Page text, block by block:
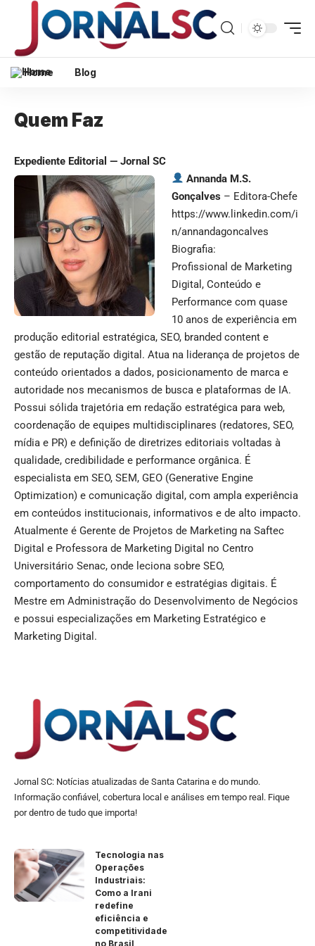
Home Blog
Quem Faz
Expediente Editorial — Jornal SC
Annanda M.S.
Gonçalves – Editora-Chefe
https://www.linkedin.com/i
n/annandagoncalves
Biografia:
Profissional de Marketing
Digital, Conteúdo e
Performance com quase
10 anos de experiência em
produção editorial estratégica, SEO, branded content e
gestão de reputação digital. Atua na liderança de projetos de
conteúdo orientados a dados, posicionamento de marca e
autoridade nos mecanismos de busca e plataformas de IA.
Possui sólida trajetória em redação estratégica para web,
coordenação de equipes multidisciplinares (redatores, SEO,
mídia e PR) e definição de diretrizes editoriais voltadas à
qualidade, credibilidade e performance orgânica. É
especialista em SEO, SEM, GEO (Generative Engine
Optimization) e comunicação digital, com ampla experiência
em conteúdos institucionais, informativos e de alto impacto.
Atualmente é Gerente de Projetos de Marketing na Saftec
Digital e Professora de Marketing Digital no Centro
Universitário Senac, onde leciona sobre SEO,
comportamento do consumidor e estratégias digitais. É
Mestre em Administração do Desenvolvimento de Negócios
e possui especializações em Marketing Estratégico e
Marketing Digital.
Jornal SC: Notícias atualizadas de Santa Catarina e do mundo.
Informação confiável, cobertura local e análises em tempo real. Fique
por dentro de tudo que importa!
Tecnologia nas
Operações
Industriais:
Como a Irani
redefine
eficiência e
competitividade
no Brasil